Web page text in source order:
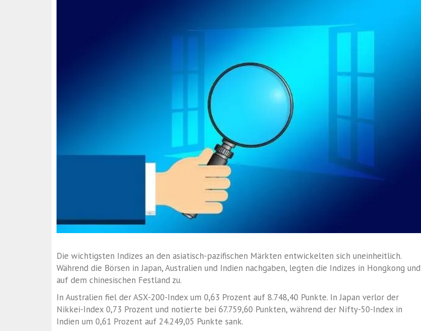
Die wichtigsten Indizes an den asiatisch-pazifischen Märkten entwickelten sich uneinheitlich.
Während die Börsen in Japan, Australien und Indien nachgaben, legten die Indizes in Hongkong und
auf dem chinesischen Festland zu.
In Australien fiel der ASX-200-Index um 0,63 Prozent auf 8.748,40 Punkte. In Japan verlor der
Nikkei-Index 0,73 Prozent und notierte bei 67.759,60 Punkten, während der Nifty-50-Index in
Indien um 0,61 Prozent auf 24.249,05 Punkte sank.